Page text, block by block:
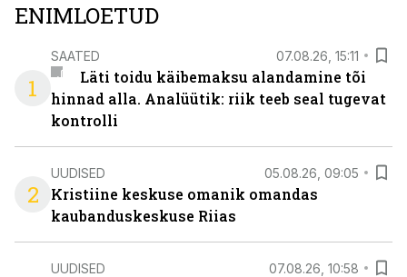
ENIMLOETUD
1
SAATED 07.08.26, 15:11
Läti toidu käibemaksu alandamine tõi
hinnad alla. Analüütik: riik teeb seal tugevat
kontrolli
2
UUDISED 05.08.26, 09:05
Kristiine keskuse omanik omandas
kaubanduskeskuse Riias
UUDISED 07.08.26, 10:58